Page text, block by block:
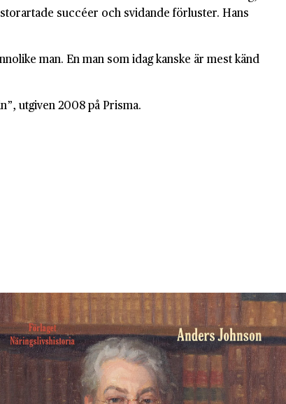
succéer och svidande förluster. Hans
man. En man som idag kanske är mest känd
utgiven 2008 på Prisma.